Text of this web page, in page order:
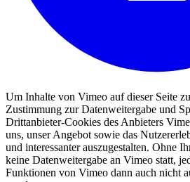
Um Inhalte von Vimeo auf dieser Seite
Zustimmung zur Datenweitergabe und
Drittanbieter-Cookies des Anbieters
uns, unser Angebot sowie das
und interessanter auszugestalten. Ohne
keine Datenweitergabe an Vimeo statt,
Funktionen von Vimeo dann auch nicht